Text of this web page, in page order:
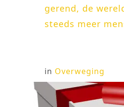
gerend, de
steeds meer
in Overweging